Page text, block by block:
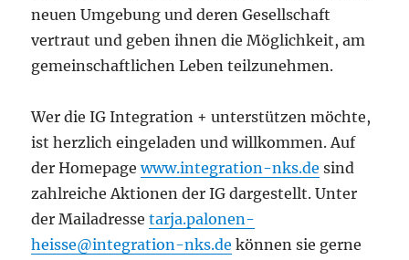
neuen Umgebung und deren Gesellschaft
vertraut und geben ihnen die Möglichkeit, am
gemeinschaftlichen Leben teilzunehmen.
Wer die IG Integration + unterstützen möchte,
ist herzlich eingeladen und willkommen. Auf
der Homepagewww.integration-nks.de sind
zahlreiche Aktionen der IG dargestellt. Unter
der Mailadressetarja.palonen-
heisse@integration-nks.de können sie gerne